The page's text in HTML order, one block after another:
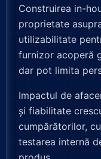
Construirea in-
proprietate
utilizabilitate
furnizor acoperă
dar pot limita
Impactul de
și fiabilitate
cumpărătorilor,
testarea internă